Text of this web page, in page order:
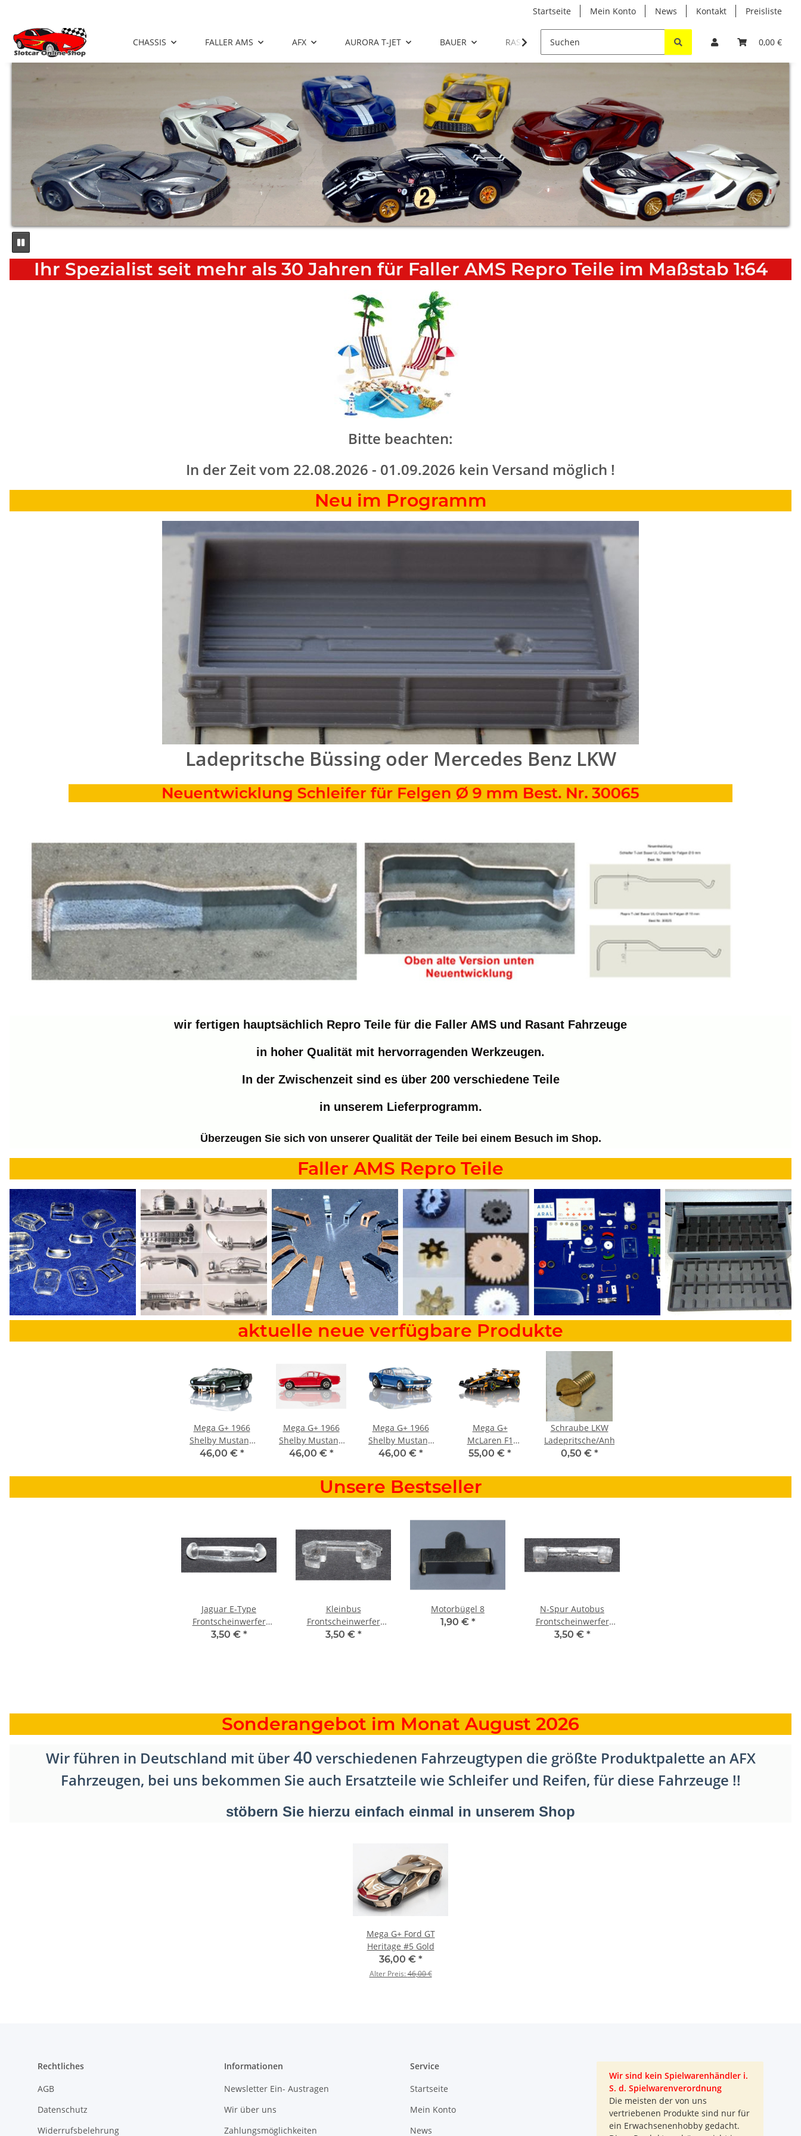
Startseite Mein Konto News Kontakt Preisliste
0,00 €
CHASSIS FALLER AMS AFX AURORA T-JET BAUER RASANT
Ihr Spezialist seit mehr als 30 Jahren für Faller AMS Repro Teile im Maßstab 1:64
Bitte beachten:
In der Zeit vom 22.08.2026 - 01.09.2026 kein Versand möglich !
Neu im Programm
Ladepritsche Büssing oder Mercedes Benz LKW
Neuentwicklung Schleifer für Felgen Ø 9 mm Best. Nr. 30065
wir fertigen hauptsächlich Repro Teile für die Faller AMS und Rasant Fahrzeuge
in hoher Qualität mit hervorragenden Werkzeugen.
In der Zwischenzeit sind es über 200 verschiedene Teile
in unserem Lieferprogramm.
Überzeugen Sie sich von unserer Qualität der Teile bei einem Besuch im Shop.
Faller AMS Repro Teile
aktuelle neue verfügbare Produkte
Mega G+ 1966
Shelby Mustang
GT350 Grün mit
46,00 € *
Mega G+ 1966
Shelby Mustang
GT350 Rot
46,00 € *
Mega G+ 1966
Shelby Mustang
GT350
weißen Streifen
46,00 € *
Mega G+
McLaren F1
MCL38 Oscar
55,00 € *
Schraube LKW
Ladepritsche/Anhänger
0,50 € *
Unsere Bestseller
Jaguar E-Type
Frontscheinwerfer
Repro
3,50 € *
Kleinbus
Frontscheinwerfer
Repro
3,50 € *
Motorbügel 8
1,90 € *
N-Spur Autobus
Frontscheinwerfer
Repro
3,50 € *
Sonderangebot im Monat August 2026
Wir führen in Deutschland mit über40 verschiedenen Fahrzeugtypen die größte Produktpalette an AFX
Fahrzeugen, bei uns bekommen Sie auch Ersatzteile wie Schleifer und Reifen, für diese Fahrzeuge !!
stöbern Sie hierzu einfach einmal in unserem Shop
Mega G+ Ford GT
Heritage #5 Gold
36,00 € *
Alter Preis:46,00 €
Rechtliches
AGB
Datenschutz
Widerrufsbelehrung
Informationen
Newsletter Ein- Austragen
Wir über uns
Zahlungsmöglichkeiten
Service
Startseite
Mein Konto
News
Wir sind kein Spielwarenhändler i.
S. d. Spielwarenverordnung
Die meisten der von uns
vertriebenen Produkte sind nur für
ein Erwachsenenhobby gedacht.